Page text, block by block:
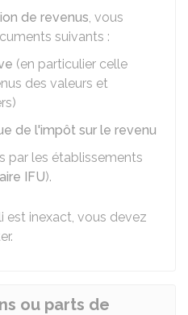
de revenus, vous
suivants :
(en particulier celle
des valeurs et
de l'impôt sur le revenu
par les établissements
IFU).
est inexact, vous devez
ou parts de